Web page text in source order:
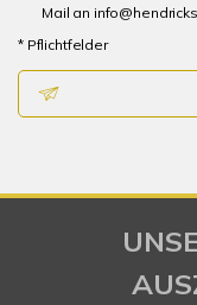
Mail an
* Pflichtfelder